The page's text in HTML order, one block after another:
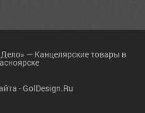
— Канцелярские товары в
-GolDesign.Ru